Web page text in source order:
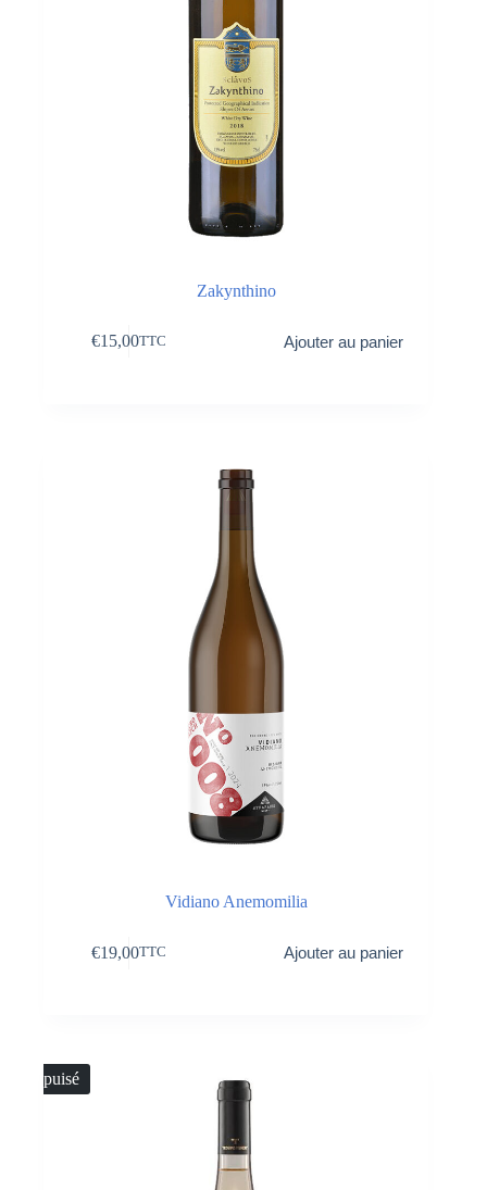
Zakynthino
€15,00TTC Ajouter au panier
Vidiano Anemomilia
€19,00TTC Ajouter au panier
Épuisé